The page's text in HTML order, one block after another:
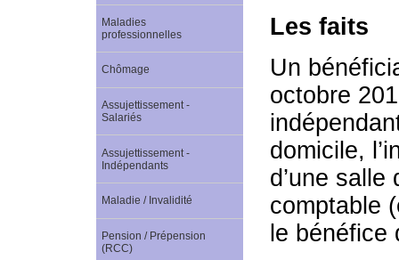
Les faits
Un
octobre
domicile,
d’une
comptable
le bénéfice
Maladies
professionnelles
Chômage
Assujettissement -
Salariés
Assujettissement -
Indépendants
Maladie / Invalidité
Pension / Prépension
(RCC)